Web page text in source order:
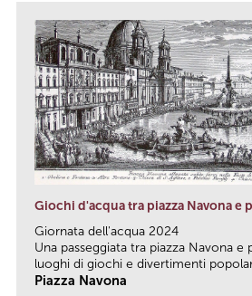
Giochi d'acqua tra piazza Navona e
Giornata dell'acqua 2024
Una passeggiata tra piazza Navona e
luoghi di giochi e divertimenti
Piazza Navona